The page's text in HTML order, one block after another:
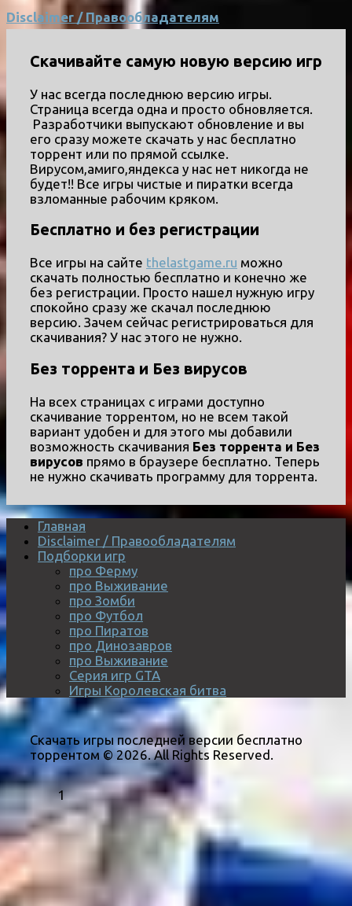
Disclaimer / Правообладателям
Скачивайте самую новую версию игр
У нас всегда последнюю версию игры.
Страница всегда одна и просто обновляется.
Разработчики выпускают обновление и вы
его сразу можете скачать у нас бесплатно
торрент или по прямой ссылке.
Вирусом,амиго,яндекса у нас нет никогда не
будет!! Все игры чистые и пиратки всегда
взломанные рабочим кряком.
Бесплатно и без регистрации
Все игры на сайте thelastgame.ru можно
скачать полностью бесплатно и конечно же
без регистрации. Просто нашел нужную игру
спокойно сразу же скачал последнюю
версию. Зачем сейчас регистрироваться для
скачивания? У нас этого не нужно.
Без торрента и Без вирусов
На всех страницах с играми доступно
скачивание торрентом, но не всем такой
вариант удобен и для этого мы добавили
возможность скачивания Без торрента и Без
вирусов прямо в браузере бесплатно. Теперь
не нужно скачивать программу для торрента.
Главная
Disclaimer / Правообладателям
Подборки игр
про Ферму
про Выживание
про Зомби
про Футбол
про Пиратов
про Динозавров
про Выживание
Серия игр GTA
Игры Королевская битва
Скачать игры последней версии бесплатно
торрентом © 2026. All Rights Reserved.
1